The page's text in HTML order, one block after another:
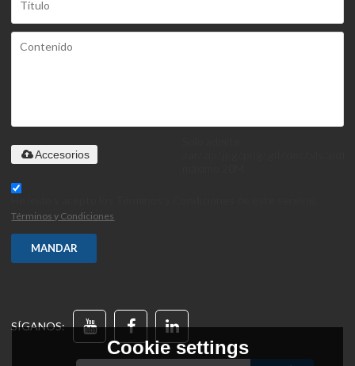
Accesorios
Términos y Condiciones
MANDAR
SÍGANOS:
Cookie settings